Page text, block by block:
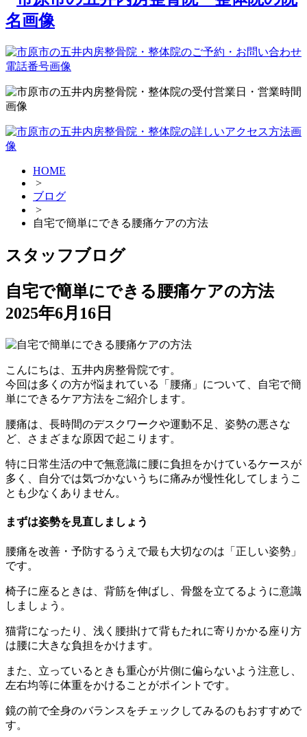
HOME
>
ブログ
>
自宅で簡単にできる腰痛ケアの方法
スタッフブログ
自宅で簡単にできる腰痛ケアの方法
2025年6月16日
こんにちは、五井内房整骨院です。
今回は多くの方が悩まれている「腰痛」について、自宅で簡
単にできるケア方法をご紹介します。
腰痛は、長時間のデスクワークや運動不足、姿勢の悪さな
ど、さまざまな原因で起こります。
特に日常生活の中で無意識に腰に負担をかけているケースが
多く、自分では気づかないうちに痛みが慢性化してしまうこ
とも少なくありません。
まずは姿勢を見直しましょう
腰痛を改善・予防するうえで最も大切なのは「正しい姿勢」
です。
椅子に座るときは、背筋を伸ばし、骨盤を立てるように意識
しましょう。
猫背になったり、浅く腰掛けて背もたれに寄りかかる座り方
は腰に大きな負担をかけます。
また、立っているときも重心が片側に偏らないよう注意し、
左右均等に体重をかけることがポイントです。
鏡の前で全身のバランスをチェックしてみるのもおすすめで
す。